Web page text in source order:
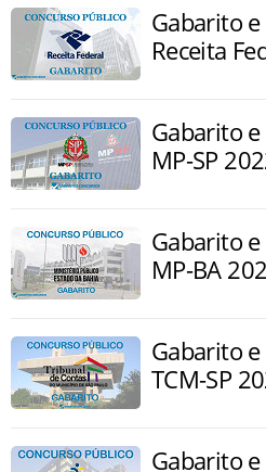
Gabarito
Receita
Gabarito
MP-SP
Gabarito
MP-BA
Gabarito
TCM-SP
Gabarito